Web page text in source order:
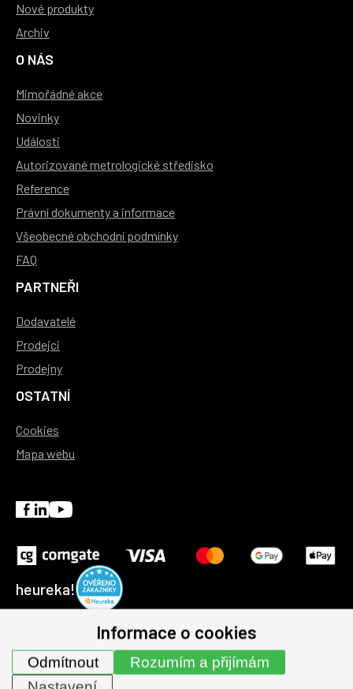
Nové produkty
Archiv
O NÁS
Mimořádné akce
Novinky
Události
Autorizované metrologické středisko
Reference
Právní dokumenty a informace
Všeobecné obchodní podmínky
FAQ
PARTNEŘI
Dodavatelé
Prodejci
Prodejny
OSTATNÍ
Cookies
Mapa webu
heureka!
© 1991-2026 | GHV Trading, spol. s r.o. všechna práva
vyhrazena.
Informace o cookies
Rozumím a přijímám
Odmítnout